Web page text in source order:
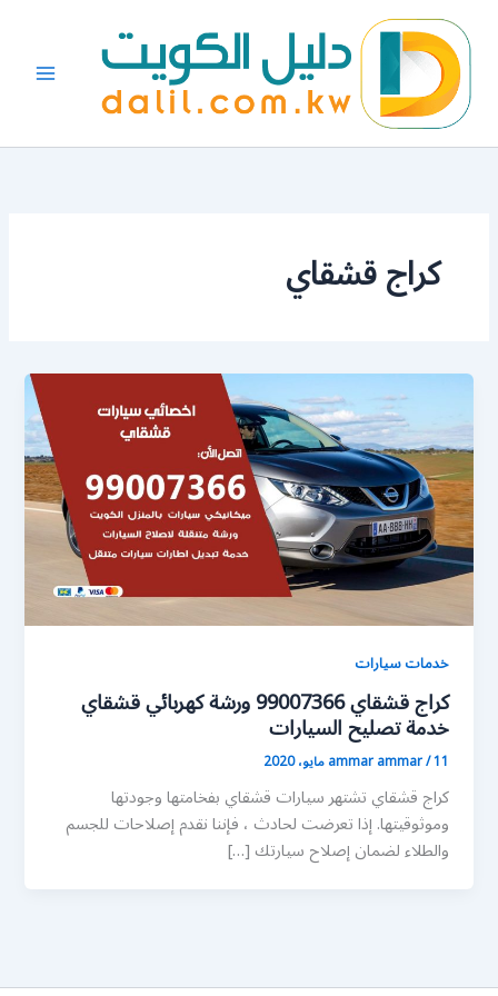
المحتوى
كراج قشقاي
خدمات سيارات
كراج قشقاي 99007366 ورشة كهربائي قشقاي
خدمة تصليح السيارات
ammar ammar/11 مايو، 2020
كراج قشقاي تشتهر سيارات قشقاي بفخامتها وجودتها
وموثوقيتها. إذا تعرضت لحادث ، فإننا نقدم إصلاحات للجسم
والطلاء لضمان إصلاح سيارتك […]